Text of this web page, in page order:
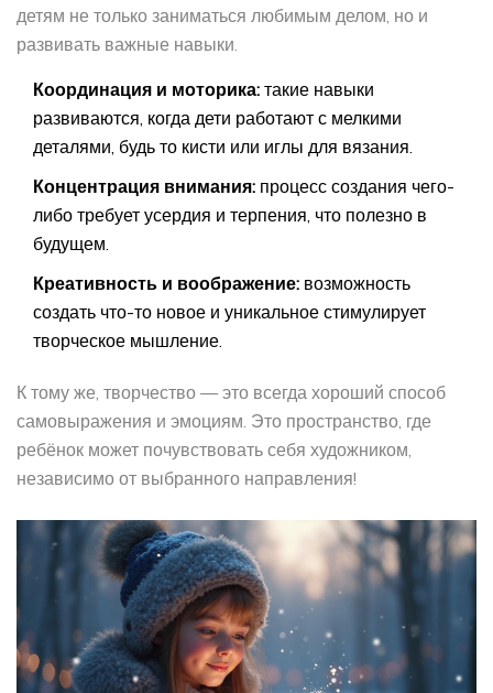
детям не только заниматься любимым делом, но и
развивать важные навыки.
Координация и моторика: такие навыки
развиваются, когда дети работают с мелкими
деталями, будь то кисти или иглы для вязания.
Концентрация внимания: процесс создания чего-
либо требует усердия и терпения, что полезно в
будущем.
Креативность и воображение: возможность
создать что-то новое и уникальное стимулирует
творческое мышление.
К тому же, творчество — это всегда хороший способ
самовыражения и эмоциям. Это пространство, где
ребёнок может почувствовать себя художником,
независимо от выбранного направления!